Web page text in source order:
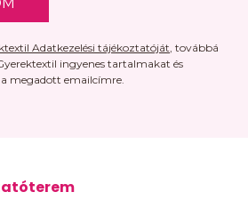
Adatkezelési tájékoztatóját , továbbá
ingyenes tartalmakat és
megadott emailcímre.